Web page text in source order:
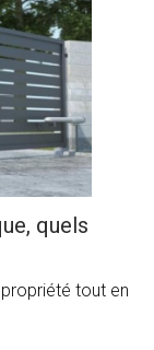
quels
tout en